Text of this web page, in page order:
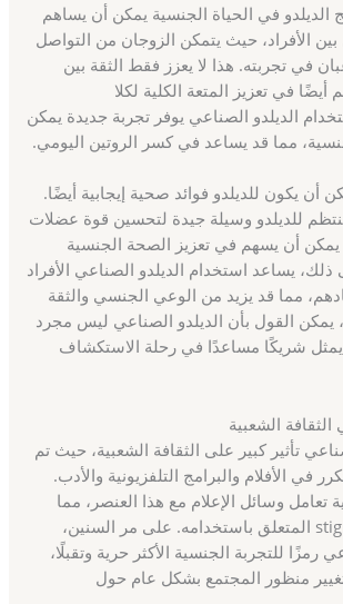
الديلدو في الحياة الجنسية يمكن أن يساهم
الأفراد، حيث يتمكن الزوجان من التواصل
في تجربته. هذا لا يعزز فقط الثقة بين
في تعزيز المتعة الكلية لكلا
الديلدو الصناعي يوفر تجربة جديدة يمكن
مما قد يساعد في كسر الروتين اليومي.
أن يكون للديلدو فوائد صحية إيجابية أيضًا.
للديلدو وسيلة جيدة لتحسين قوة عضلات
يمكن أن يسهم في تعزيز الصحة الجنسية
ذلك، يساعد استخدام الديلدو الصناعي الأفراد
مما قد يزيد من الوعي الجنسي والثقة
يمكن القول بأن الديلدو الصناعي ليس مجرد
يمثل شريكًا مساعدًا في رحلة الاستكشاف
الشعبية
تأثير كبير على الثقافة الشعبية، حيث تم
في الأفلام والبرامج التلفزيونية والأدب.
وسائل الإعلام مع هذا العنصر، مما
ساهم في إزالة stigma المتعلق باستخدامه. على مر السنين،
رمزًا للتجربة الجنسية الأكثر حرية وتقبلًا،
منظور المجتمع بشكل عام حول